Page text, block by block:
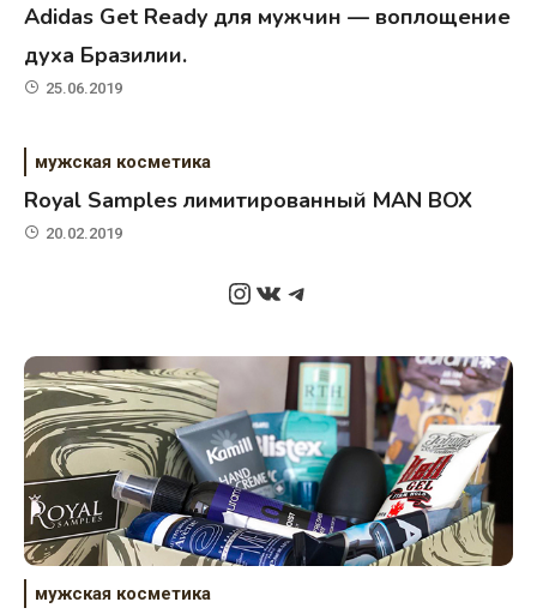
Adidas Get Ready для мужчин — воплощение
духа Бразилии.
25.06.2019
мужская косметика
Royal Samples лимитированный MAN BOX
20.02.2019
Instagram
ВКонтакте
Telegram
мужская косметика